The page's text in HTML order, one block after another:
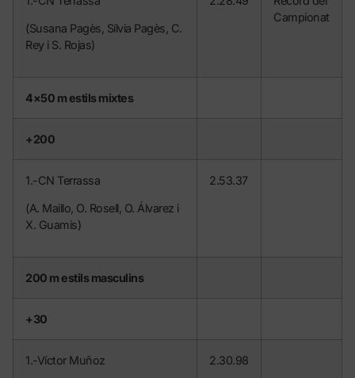
(Susana Pagès, Sílvia Pagès, C.
Rey i S. Rojas)
Campionat
4×50 m estils mixtes
+200
1.-CN Terrassa
(A. Maillo, O. Rosell, O. Álvarez i
X. Guamis)
2.53.37
200 m estils masculins
+30
1.-Víctor Muñoz 2.30.98